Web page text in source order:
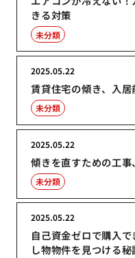
きる対策
未分類
賃貸住宅の傾き、入
2025.05.22
未分類
傾きを直すための工
2025.05.22
未分類
自己資金ゼロで購入
し物物件を見つける秘
2025.05.22